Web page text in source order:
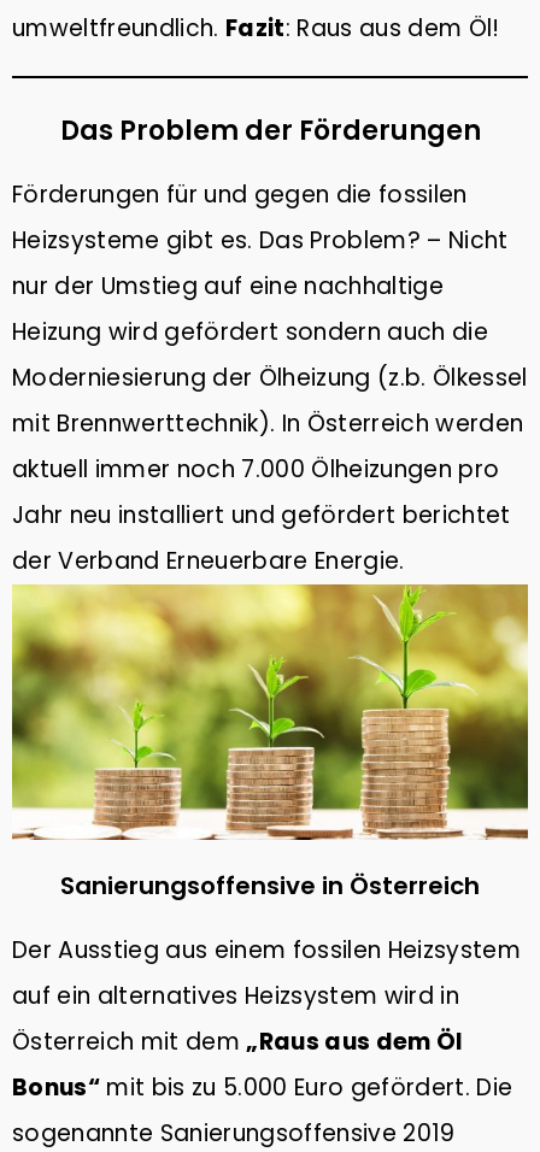
umweltfreundlich. Fazit: Raus aus dem Öl!
Das Problem der Förderungen
Förderungen für und gegen die fossilen
Heizsysteme gibt es. Das Problem? – Nicht
nur der Umstieg auf eine nachhaltige
Heizung wird gefördert sondern auch die
Moderniesierung der Ölheizung (z.b. Ölkessel
mit Brennwerttechnik). In Österreich werden
aktuell immer noch 7.000 Ölheizungen pro
Jahr neu installiert und gefördert berichtet
der Verband Erneuerbare Energie.
Sanierungsoffensive in Österreich
Der Ausstieg aus einem fossilen Heizsystem
auf ein alternatives Heizsystem wird in
Österreich mit dem„Raus aus dem Öl
Bonus“mit bis zu 5.000 Euro gefördert. Die
sogenannte Sanierungsoffensive 2019